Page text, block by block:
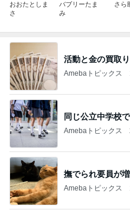
おおたとしま
さ
バブリーたま
み
さら
活動と金の買取
Amebaトピックス
同じ公立中学校
Amebaトピックス
撫でられ要員が
Amebaトピックス